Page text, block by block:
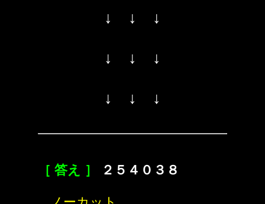
↓ ↓ ↓
↓ ↓ ↓
↓ ↓ ↓
［ 答え ］ ２５４０３８